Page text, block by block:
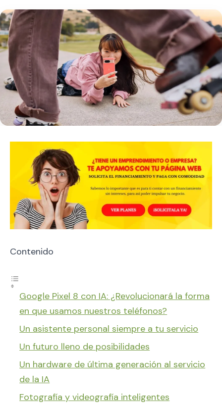
Contenido
Google Pixel 8 con IA: ¿Revolucionará la forma
en que usamos nuestros teléfonos?
Un asistente personal siempre a tu servicio
Un futuro lleno de posibilidades
Un hardware de última generación al servicio
de la IA
Fotografía y videografía inteligentes